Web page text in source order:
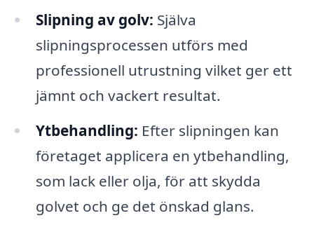
Slipning av golv: Själva
slipningsprocessen utförs med
professionell utrustning vilket ger ett
jämnt och vackert resultat.
Ytbehandling: Efter slipningen kan
företaget applicera en ytbehandling,
som lack eller olja, för att skydda
golvet och ge det önskad glans.